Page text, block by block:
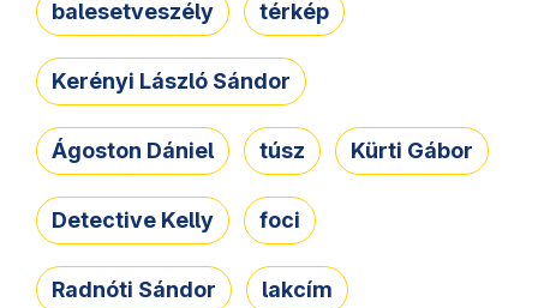
balesetveszély térkép
Kerényi László Sándor
Ágoston Dániel túsz Kürti Gábor
Detective Kelly foci
Radnóti Sándor lakcím